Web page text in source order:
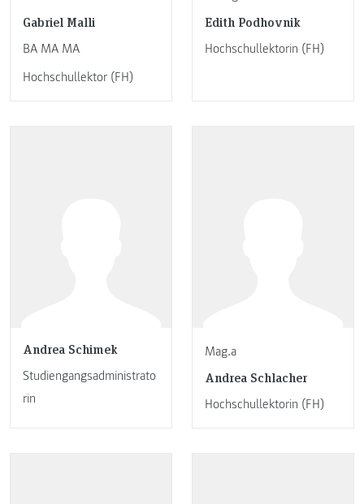
Gabriel Malli
BA MA MA
Hochschullektor (FH)
Edith Podhovnik
Hochschullektorin (FH)
Andrea Schimek
Studiengangsadministrato
rin
Mag.a
Andrea Schlacher
Hochschullektorin (FH)